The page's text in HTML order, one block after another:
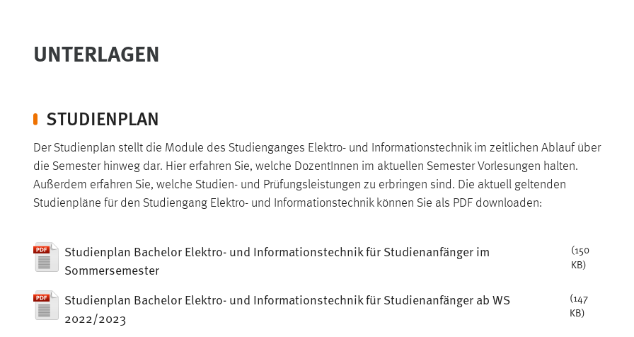
UNTERLAGEN
STUDIENPLAN
Der Studienplan stellt die Module des Studienganges Elektro- und Informationstechnik im zeitlichen Ablauf über
die Semester hinweg dar. Hier erfahren Sie, welche DozentInnen im aktuellen Semester Vorlesungen halten.
Außerdem erfahren Sie, welche Studien- und Prüfungsleistungen zu erbringen sind. Die aktuell geltenden
Studienpläne für den Studiengang Elektro- und Informationstechnik können Sie als PDF downloaden:
Studienplan Bachelor Elektro- und Informationstechnik für Studienanfänger im
Sommersemester
(150
KB)
Studienplan Bachelor Elektro- und Informationstechnik für Studienanfänger ab WS
2022/2023
(147
KB)